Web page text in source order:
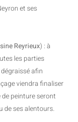
et ses
Reyrieux) : à
les parties
afin
viendra finaliser
peinture seront
de ses alentours.